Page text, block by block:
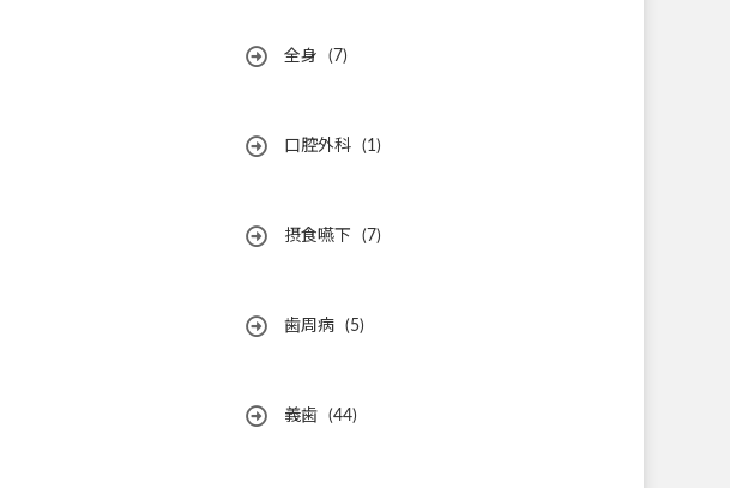
全身 (7)
口腔外科 (1)
摂食嚥下 (7)
歯周病 (5)
義歯 (44)